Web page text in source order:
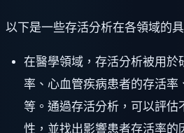
以下是一些存活分析在各領域的
在醫學領域，存活分析被用於
率、心血管疾病患者的存活率
等。通過存活分析，可以評估
性，並找出影響患者存活率的